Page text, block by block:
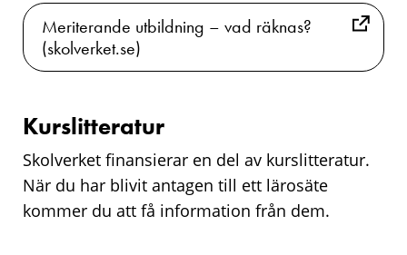
Meriterande utbildning – vad räknas?
(skolverket.se)
Kurslitteratur
Skolverket finansierar en del av kurslitteratur.
När du har blivit antagen till ett lärosäte
kommer du att få information från dem.